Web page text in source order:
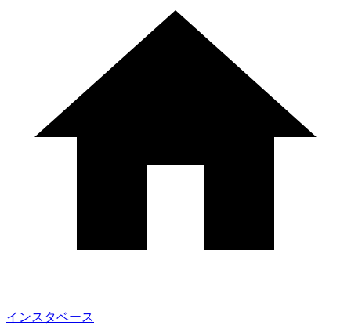
インスタベース